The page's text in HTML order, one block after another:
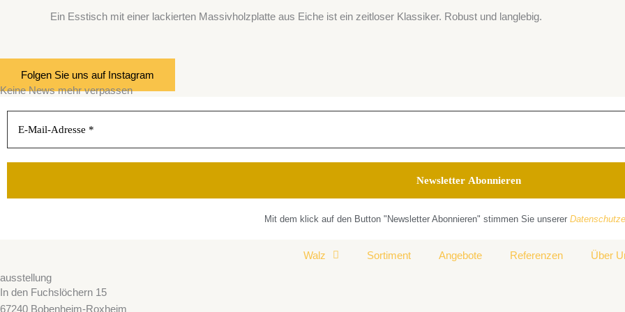
Ein Esstisch mit einer lackierten Massivholzplatte aus Eiche ist ein zeitloser Klassiker. Robust und langlebig.
Folgen Sie uns auf Instagram
Keine News mehr verpassen
Mit dem klick auf den Button "Newsletter Abonnieren" stimmen Sie unserer
Walz Sortiment Angebote Referenzen
Über
ausstellung
In den Fuchslöchern 15
67240 Bobenheim-Roxheim